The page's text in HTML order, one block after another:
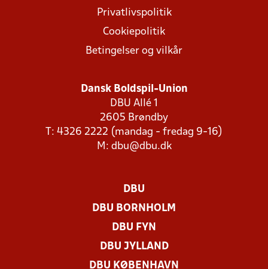
Privatlivspolitik
Cookiepolitik
Betingelser og vilkår
Dansk Boldspil-Union
DBU Allé 1
2605 Brøndby
T: 4326 2222 (mandag - fredag 9-16)
M: dbu@dbu.dk
DBU
DBU BORNHOLM
DBU FYN
DBU JYLLAND
DBU KØBENHAVN